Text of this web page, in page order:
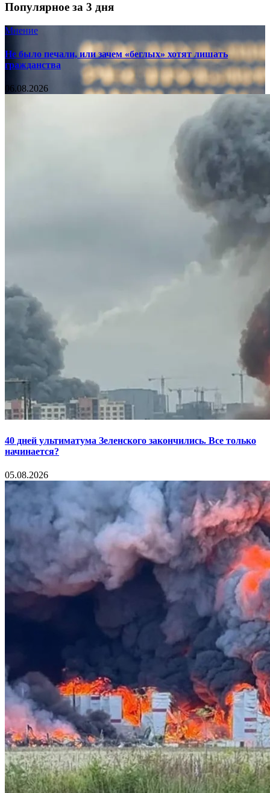
Популярное за 3 дня
Мнение
Не было печали, или зачем «беглых» хотят лишать
гражданства
06.08.2026
40 дней ультиматума Зеленского закончились. Все только
начинается?
05.08.2026